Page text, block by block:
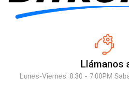
Llámanos
Lunes-Viernes: 8:30 - 7:00PM